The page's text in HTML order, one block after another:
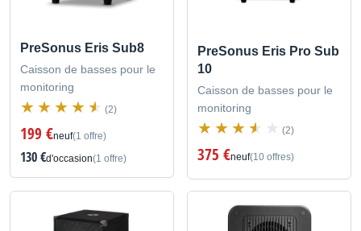
PreSonus Eris Sub8
Caisson de basses pour le
monitoring
(2)
199 €neuf(1 offre)
130 €d'occasion(1 offre)
PreSonus Eris Pro Sub
10
Caisson de basses pour le
monitoring
(2)
375 €neuf(10 offres)